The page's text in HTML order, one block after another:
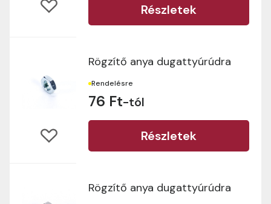
Részletek
Rögzítő anya dugattyúrúdra
Rendelésre
76 Ft-tól
Részletek
Rögzítő anya dugattyúrúdra